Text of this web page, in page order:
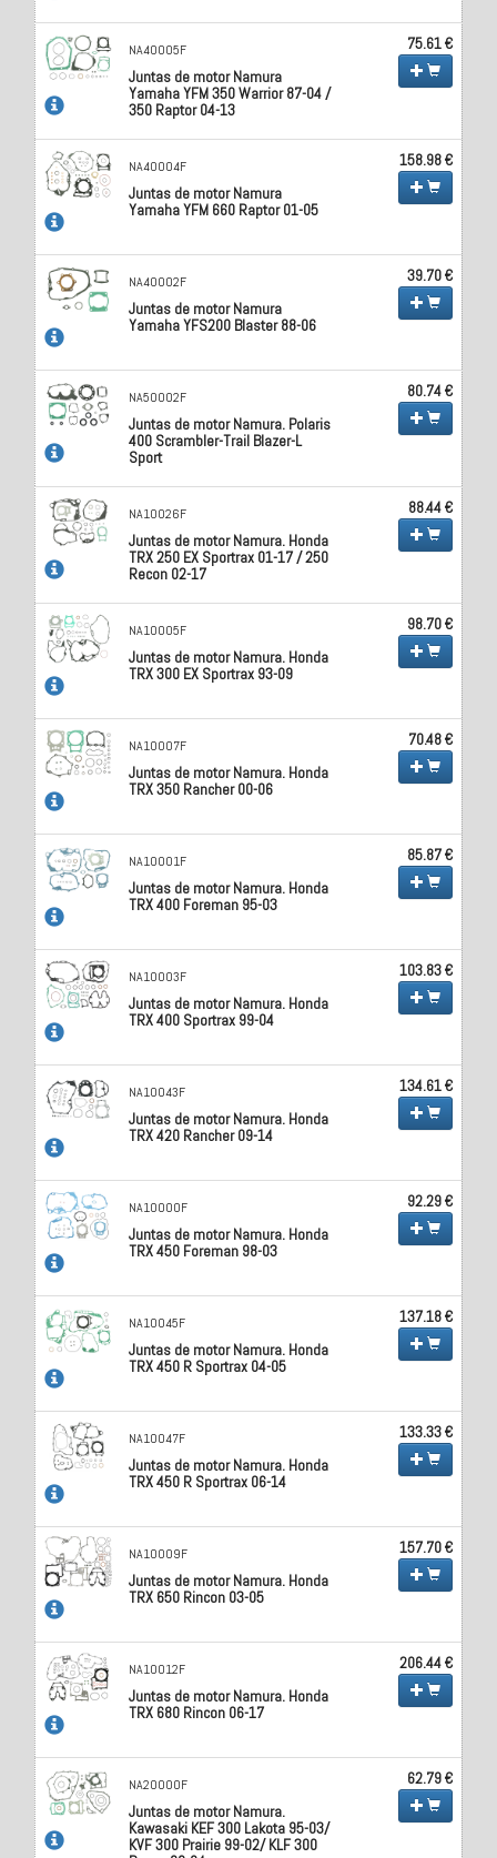
NA40005F
Juntas de motor Namura
Yamaha YFM 350 Warrior 87-04 /
350 Raptor 04-13
75.61 €
NA40004F
Juntas de motor Namura
Yamaha YFM 660 Raptor 01-05
158.98 €
NA40002F
Juntas de motor Namura
Yamaha YFS200 Blaster 88-06
39.70 €
NA50002F
Juntas de motor Namura. Polaris
400 Scrambler-Trail Blazer-L
Sport
80.74 €
NA10026F
Juntas de motor Namura. Honda
TRX 250 EX Sportrax 01-17 / 250
Recon 02-17
88.44 €
NA10005F
Juntas de motor Namura. Honda
TRX 300 EX Sportrax 93-09
98.70 €
NA10007F
Juntas de motor Namura. Honda
TRX 350 Rancher 00-06
70.48 €
NA10001F
Juntas de motor Namura. Honda
TRX 400 Foreman 95-03
85.87 €
NA10003F
Juntas de motor Namura. Honda
TRX 400 Sportrax 99-04
103.83 €
NA10043F
Juntas de motor Namura. Honda
TRX 420 Rancher 09-14
134.61 €
NA10000F
Juntas de motor Namura. Honda
TRX 450 Foreman 98-03
92.29 €
NA10045F
Juntas de motor Namura. Honda
TRX 450 R Sportrax 04-05
137.18 €
NA10047F
Juntas de motor Namura. Honda
TRX 450 R Sportrax 06-14
133.33 €
NA10009F
Juntas de motor Namura. Honda
TRX 650 Rincon 03-05
157.70 €
NA10012F
Juntas de motor Namura. Honda
TRX 680 Rincon 06-17
206.44 €
NA20000F
Juntas de motor Namura.
Kawasaki KEF 300 Lakota 95-03/
KVF 300 Prairie 99-02/ KLF 300
62.79 €